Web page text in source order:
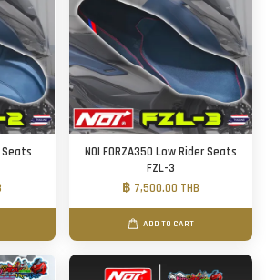
Seats
NOI FORZA350 Low Rider Seats
FZL-3
฿ 7,500.00 THB
ADD TO CART